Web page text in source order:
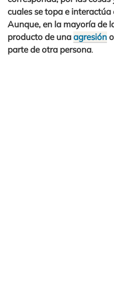
cuales se topa e
Aunque, en la mayoría de
producto de unaagresión
parte de otra persona.